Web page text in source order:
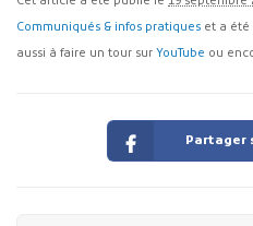
Communiqués & infos pratiques et a été
aussi à faire un tour sur YouTube ou
Partager